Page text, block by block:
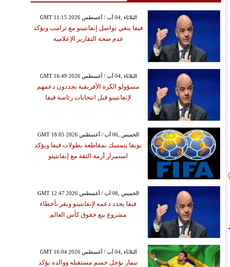
GMT 11:15 2026 الثلاثاء ,04 آب / أغسطس
فيفا ينفي تواصل إنفانتينو مع ترامب ويؤكد
عدم صحة التقارير الإعلامية
GMT 16:49 2026 الثلاثاء ,04 آب / أغسطس
مسؤولو الكرة الأفريقية يجددون دعمهم
لإنفانتينو قبل انتخابات رئاسة فيفا
GMT 18:05 2026 الخميس ,06 آب / أغسطس
يويفا يتمسك بمقاطعة بطولات فيفا ويؤكد
استمرار أزمة الثقة مع إنفانتينو
GMT 12:47 2026 الخميس ,06 آب / أغسطس
فيفا يجدد دعمه لإنفانتينو ويقر بأخطاء
مشروع بيع حقوق كأس العالم
GMT 16:04 2026 الثلاثاء ,04 آب / أغسطس
نيمار يؤجل حسم مستقبله ووالده يؤكد